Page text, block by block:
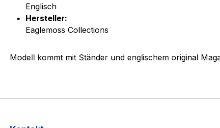
Englisch
Hersteller:
Eaglemoss Collections
Modell kommt mit Ständer und englischem original